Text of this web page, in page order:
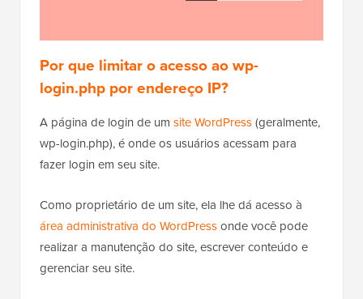
Por que limitar o acesso ao wp-
login.php por endereço IP?
A página de login de um site WordPress(geralmente,
wp-login.php), é onde os usuários acessam para
fazer login em seu site.
Como proprietário de um site, ela lhe dá acesso à
área administrativa do WordPressonde você pode
realizar a manutenção do site, escrever conteúdo e
gerenciar seu site.